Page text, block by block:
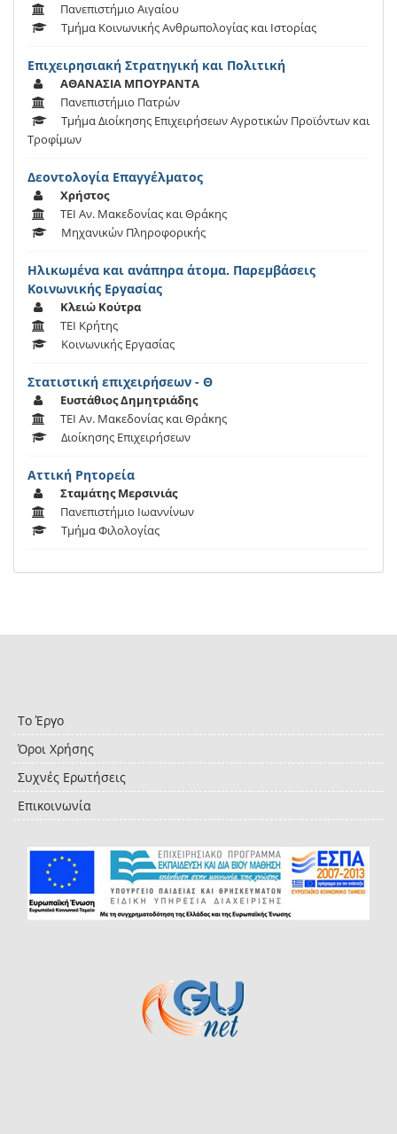
Πανεπιστήμιο Αιγαίου
Tμήμα Κοινωνικής Ανθρωπολογίας και Ιστορίας
Επιχειρησιακή Στρατηγική και Πολιτική
ΑΘΑΝΑΣΙΑ ΜΠΟΥΡΑΝΤΑ
Πανεπιστήμιο Πατρών
Τμήμα Διοίκησης Επιχειρήσεων Αγροτικών Προϊόντων και
Τροφίμων
Δεοντολογία Επαγγέλματος
Χρήστος
ΤΕΙ Αν. Μακεδονίας και Θράκης
Μηχανικών Πληροφορικής
Ηλικωμένα και ανάπηρα άτομα. Παρεμβάσεις
Κοινωνικής Εργασίας
Κλειώ Κούτρα
ΤΕΙ Κρήτης
Κοινωνικής Εργασίας
Στατιστική επιχειρήσεων - Θ
Ευστάθιος Δημητριάδης
ΤΕΙ Αν. Μακεδονίας και Θράκης
Διοίκησης Επιχειρήσεων
Αττική Ρητορεία
Σταμάτης Μερσινιάς
Πανεπιστήμιο Ιωαννίνων
Τμήμα Φιλολογίας
Το Έργο
Όροι Χρήσης
Συχνές Ερωτήσεις
Επικοινωνία